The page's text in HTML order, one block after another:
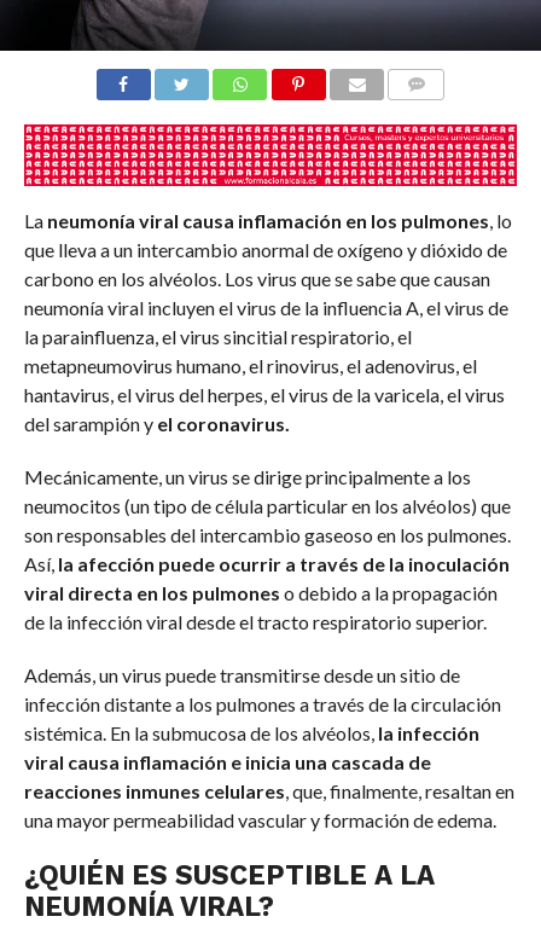
La neumonía viral causa inflamación en los pulmones , lo
que lleva a un intercambio anormal de oxígeno y dióxido de
carbono en los alvéolos. Los virus que se sabe que causan
neumonía viral incluyen el virus de la influencia A, el virus de
la parainfluenza, el virus sincitial respiratorio, el
metapneumovirus humano, el rinovirus, el adenovirus, el
hantavirus, el virus del herpes, el virus de la varicela, el virus
del sarampión y el coronavirus.
Mecánicamente, un virus se dirige principalmente a los
neumocitos (un tipo de célula particular en los alvéolos) que
son responsables del intercambio gaseoso en los pulmones.
Así, la afección puede ocurrir a través de la inoculación
viral directa en los pulmones o debido a la propagación
de la infección viral desde el tracto respiratorio superior.
Además, un virus puede transmitirse desde un sitio de
infección distante a los pulmones a través de la circulación
sistémica. En la submucosa de los alvéolos, la infección
viral causa inflamación e inicia una cascada de
reacciones inmunes celulares , que, finalmente, resaltan en
una mayor permeabilidad vascular y formación de edema.
¿QUIÉN ES SUSCEPTIBLE A LA
NEUMONÍA VIRAL?